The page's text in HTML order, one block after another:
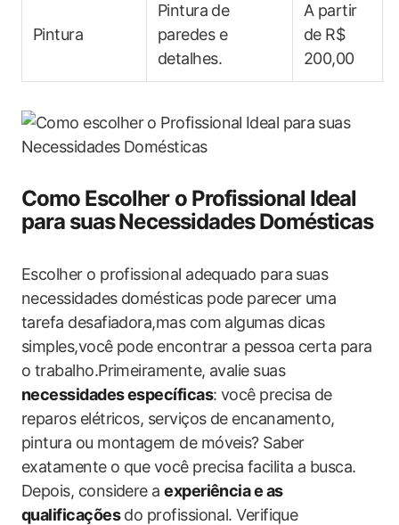
Pintura
Pintura⁤ de
paredes e
detalhes.
A partir
de R$​
200,00
Como Escolher o Profissional Ideal
para suas⁣ Necessidades Domésticas
Escolher o profissional adequado para suas
necessidades domésticas pode parecer uma
tarefa desafiadora,mas com algumas ‍dicas
simples,você pode encontrar a pessoa certa para
o trabalho.Primeiramente, avalie suas
necessidades específicas: você precisa de
reparos elétricos, serviços de encanamento,
pintura ou montagem de móveis? Saber
exatamente o que você precisa facilita a busca.
Depois, considere aexperiência e as
qualificaçõesdo profissional. Verifique⁣